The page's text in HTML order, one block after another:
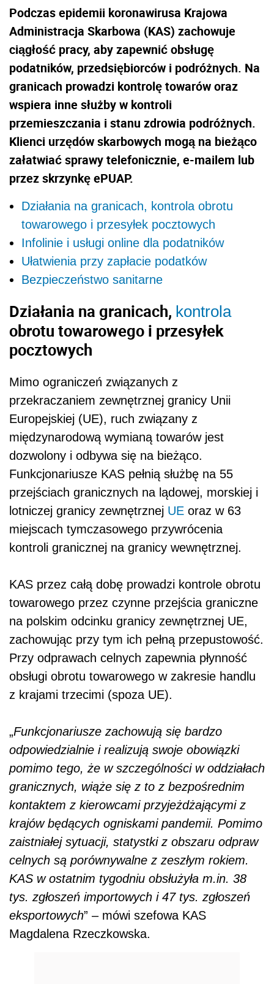
Podczas epidemii koronawirusa Krajowa
Administracja Skarbowa (KAS) zachowuje
ciągłość pracy, aby zapewnić obsługę
podatników, przedsiębiorców i podróżnych. Na
granicach prowadzi kontrolę towarów oraz
wspiera inne służby w kontroli
przemieszczania i stanu zdrowia podróżnych.
Klienci urzędów skarbowych mogą na bieżąco
załatwiać sprawy telefonicznie, e-mailem lub
przez skrzynkę ePUAP.
Działania na granicach, kontrola obrotu
towarowego i przesyłek pocztowych
Infolinie i usługi online dla podatników
Ułatwienia przy zapłacie podatków
Bezpieczeństwo sanitarne
Działania na granicach, kontrola
obrotu towarowego i przesyłek
pocztowych
Mimo ograniczeń związanych z
przekraczaniem zewnętrznej granicy Unii
Europejskiej (UE), ruch związany z
międzynarodową wymianą towarów jest
dozwolony i odbywa się na bieżąco.
Funkcjonariusze KAS pełnią służbę na 55
przejściach granicznych na lądowej, morskiej i
lotniczej granicy zewnętrznej UE oraz w 63
miejscach tymczasowego przywrócenia
kontroli granicznej na granicy wewnętrznej.
KAS przez całą dobę prowadzi kontrole obrotu
towarowego przez czynne przejścia graniczne
na polskim odcinku granicy zewnętrznej UE,
zachowując przy tym ich pełną przepustowość.
Przy odprawach celnych zapewnia płynność
obsługi obrotu towarowego w zakresie handlu
z krajami trzecimi (spoza UE).
„Funkcjonariusze zachowują się bardzo
odpowiedzialnie i realizują swoje obowiązki
pomimo tego, że w szczególności w oddziałach
granicznych, wiąże się z to z bezpośrednim
kontaktem z kierowcami przyjeżdżającymi z
krajów będących ogniskami pandemii. Pomimo
zaistniałej sytuacji, statystki z obszaru odpraw
celnych są porównywalne z zeszłym rokiem.
KAS w ostatnim tygodniu obsłużyła m.in. 38
tys. zgłoszeń importowych i 47 tys. zgłoszeń
eksportowych” – mówi szefowa KAS
Magdalena Rzeczkowska.